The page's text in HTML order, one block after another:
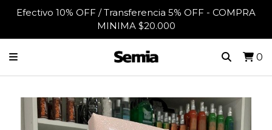
Efectivo 10% OFF / Transferencia 5% OFF - COMPRA
MINIMA $20.000
0